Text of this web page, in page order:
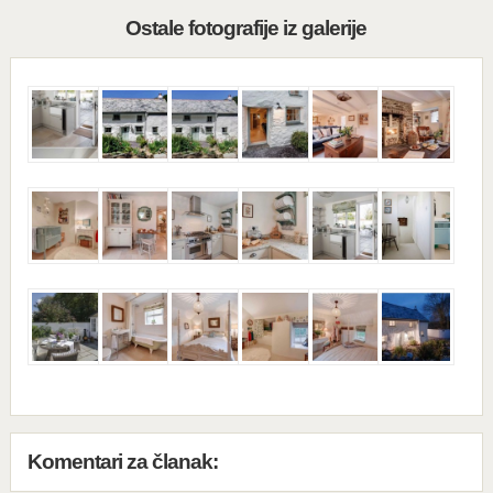
Ostale fotografije iz galerije
Komentari za članak: